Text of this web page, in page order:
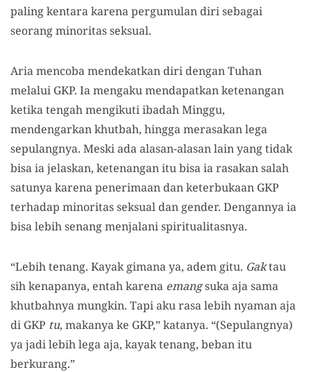
paling kentara karena pergumulan diri sebagai
seorang minoritas seksual.
Aria mencoba mendekatkan diri dengan Tuhan
melalui GKP. Ia mengaku mendapatkan ketenangan
ketika tengah mengikuti ibadah Minggu,
mendengarkan khutbah, hingga merasakan lega
sepulangnya. Meski ada alasan-alasan lain yang tidak
bisa ia jelaskan, ketenangan itu bisa ia rasakan salah
satunya karena penerimaan dan keterbukaan GKP
terhadap minoritas seksual dan gender. Dengannya ia
bisa lebih senang menjalani spiritualitasnya.
“Lebih tenang. Kayak gimana ya, adem gitu. Gaktau
sih kenapanya, entah karena emangsuka aja sama
khutbahnya mungkin. Tapi aku rasa lebih nyaman aja
di GKP tu, makanya ke GKP,” katanya. “(Sepulangnya)
ya jadi lebih lega aja, kayak tenang, beban itu
berkurang.”